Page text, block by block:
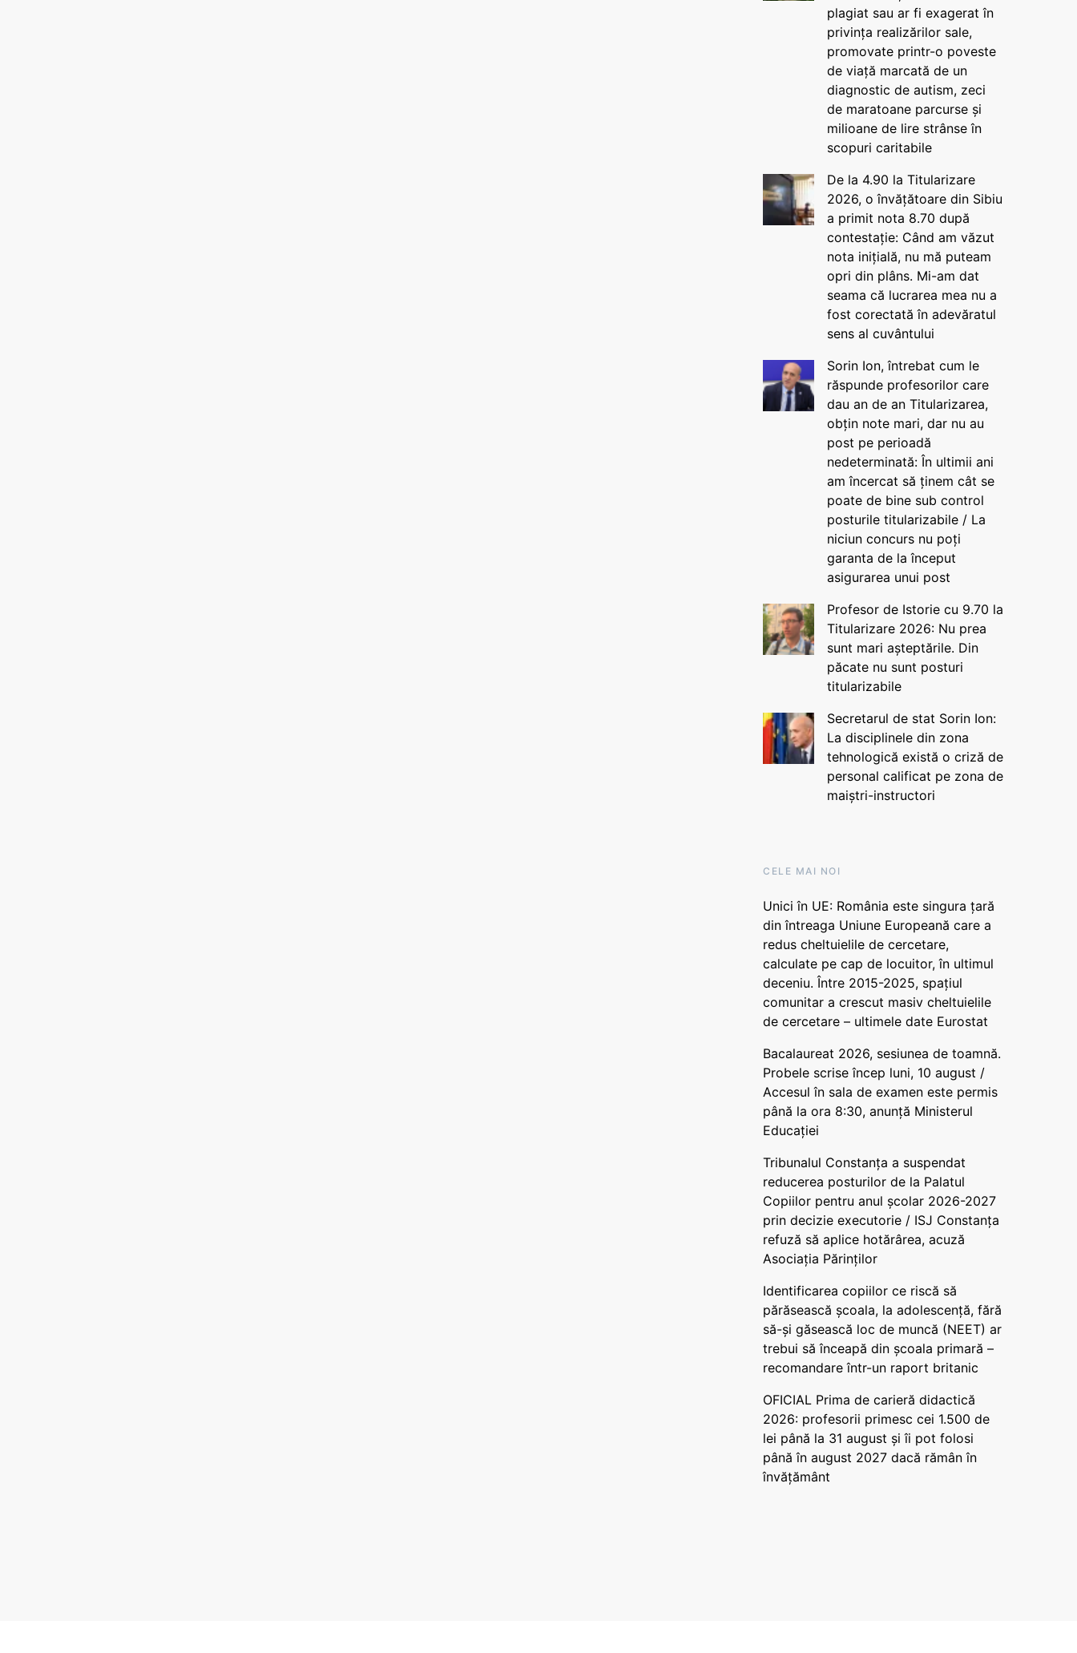
plagiat sau ar fi exagerat în
privința realizărilor sale,
promovate printr-o poveste
de viață marcată de un
diagnostic de autism, zeci
de maratoane parcurse și
milioane de lire strânse în
scopuri caritabile
De la 4.90 la Titularizare
2026, o învățătoare din Sibiu
a primit nota 8.70 după
contestație: Când am văzut
nota inițială, nu mă puteam
opri din plâns. Mi-am dat
seama că lucrarea mea nu a
fost corectată în adevăratul
sens al cuvântului
Sorin Ion, întrebat cum le
răspunde profesorilor care
dau an de an Titularizarea,
obțin note mari, dar nu au
post pe perioadă
nedeterminată: În ultimii ani
am încercat să ținem cât se
poate de bine sub control
posturile titularizabile / La
niciun concurs nu poți
garanta de la început
asigurarea unui post
Profesor de Istorie cu 9.70 la
Titularizare 2026: Nu prea
sunt mari așteptările. Din
păcate nu sunt posturi
titularizabile
Secretarul de stat Sorin Ion:
La disciplinele din zona
tehnologică există o criză de
personal calificat pe zona de
maiștri-instructori
CELE MAI NOI
Unici în UE: România este singura țară
din întreaga Uniune Europeană care a
redus cheltuielile de cercetare,
calculate pe cap de locuitor, în ultimul
deceniu. Între 2015-2025, spațiul
comunitar a crescut masiv cheltuielile
de cercetare – ultimele date Eurostat
Bacalaureat 2026, sesiunea de toamnă.
Probele scrise încep luni, 10 august /
Accesul în sala de examen este permis
până la ora 8:30, anunță Ministerul
Educației
Tribunalul Constanța a suspendat
reducerea posturilor de la Palatul
Copiilor pentru anul școlar 2026-2027
prin decizie executorie / ISJ Constanța
refuză să aplice hotărârea, acuză
Asociația Părinților
Identificarea copiilor ce riscă să
părăsească școala, la adolescență, fără
să-și găsească loc de muncă (NEET) ar
trebui să înceapă din școala primară –
recomandare într-un raport britanic
OFICIAL Prima de carieră didactică
2026: profesorii primesc cei 1.500 de
lei până la 31 august și îi pot folosi
până în august 2027 dacă rămân în
învățământ